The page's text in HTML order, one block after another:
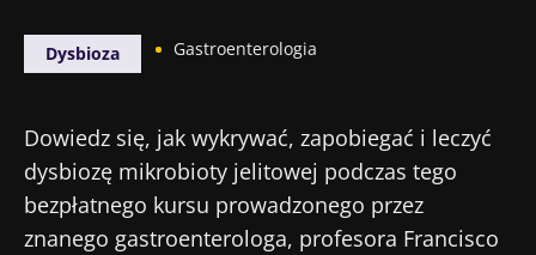
Dysbioza Gastroenterologia
Dowiedz się, jak wykrywać, zapobiegać i leczyć
dysbiozę mikrobioty jelitowej podczas tego
bezpłatnego kursu prowadzonego przez
znanego gastroenterologa, profesora Francisco